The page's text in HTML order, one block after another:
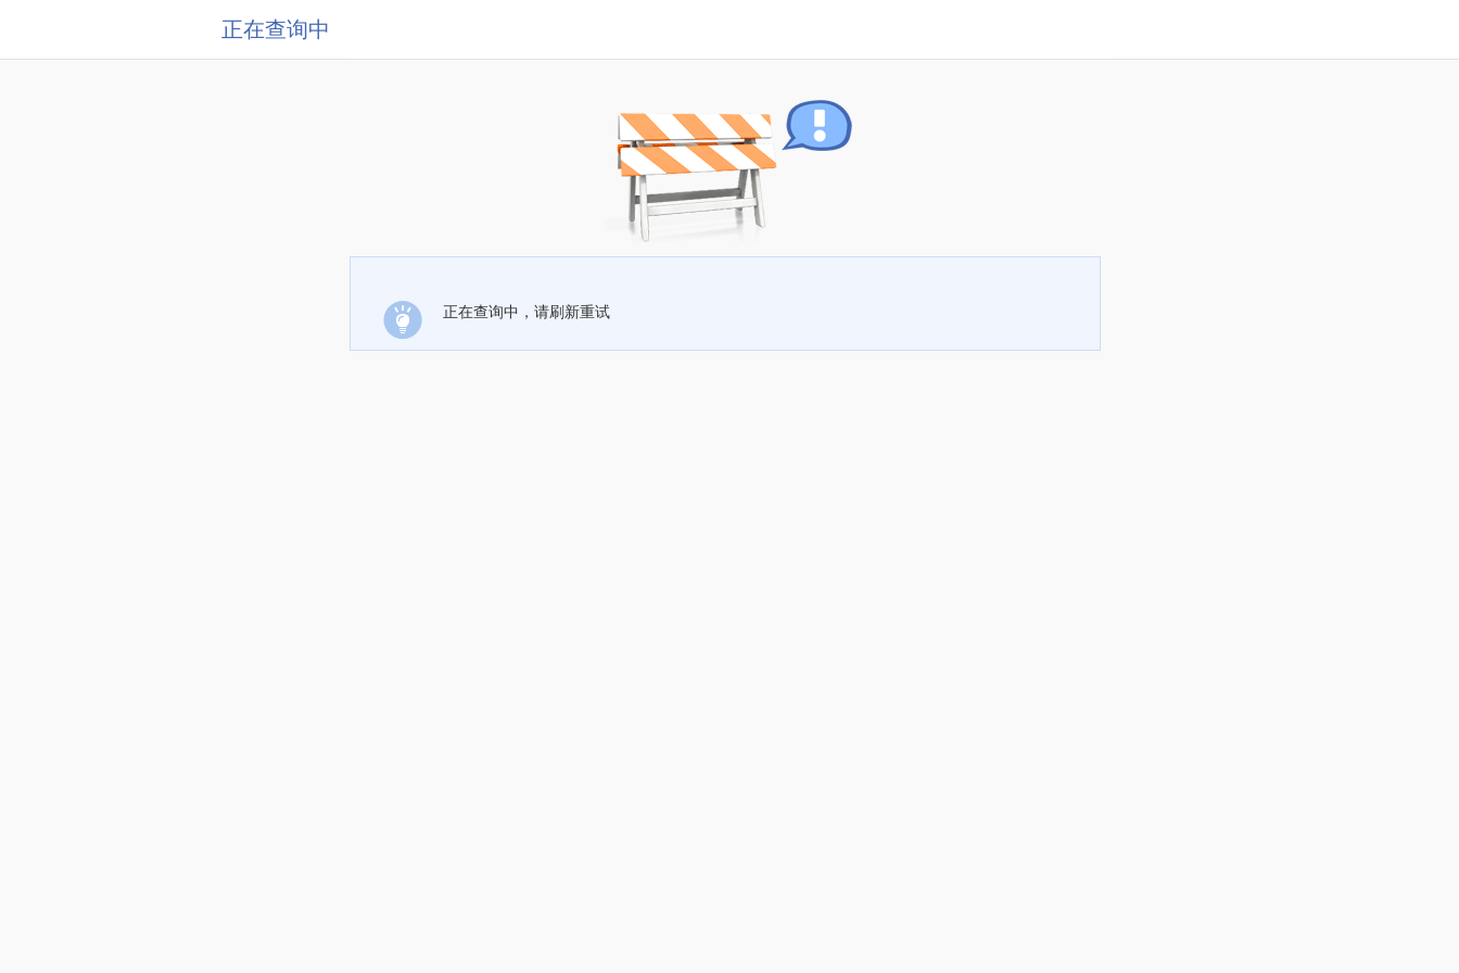
正在查询中
正在查询中，请刷新重试